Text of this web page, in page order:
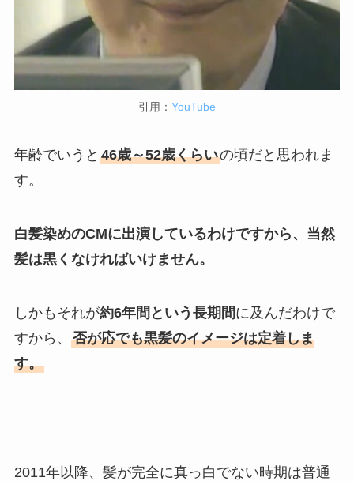
引用： YouTube
年齢でいうと 46歳～52歳くらいの頃だと思われま
す。
白髪染めのCMに出演しているわけですから、当然
髪は黒くなければいけません。
しかもそれが約6年間という長期間に及んだわけで
すから、 否が応でも黒髪のイメージは定着しま
す。
2011年以降、髪が完全に真っ白でない時期は普通